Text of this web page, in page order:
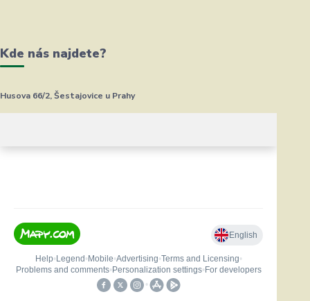
Kde nás najdete?
Husova 66/2, Šestajovice u Prahy